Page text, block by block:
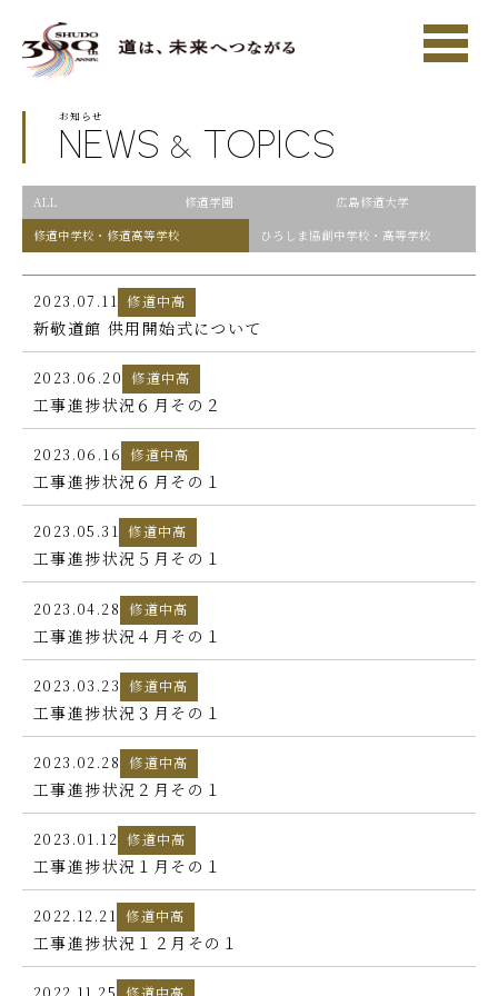
ホーム
修道学園のあゆみ
300周年記念事業
300周年インタビュー・メッセージ
300周年記念ムービー
お知らせ
寄附のご案内
お知らせ
NEWS & TOPICS
ALL 修道学園
広島修道大学
修道中学校・修道高等学校
ひろしま協創中学校・高等学校
2023.07.11 修道中高
新敬道館 供用開始式について
2023.06.20 修道中高
工事進捗状況６月その２
2023.06.16 修道中高
工事進捗状況６月その１
2023.05.31 修道中高
工事進捗状況５月その１
2023.04.28 修道中高
工事進捗状況４月その１
2023.03.23 修道中高
工事進捗状況３月その１
2023.02.28 修道中高
工事進捗状況２月その１
2023.01.12 修道中高
工事進捗状況１月その１
2022.12.21 修道中高
工事進捗状況１２月その１